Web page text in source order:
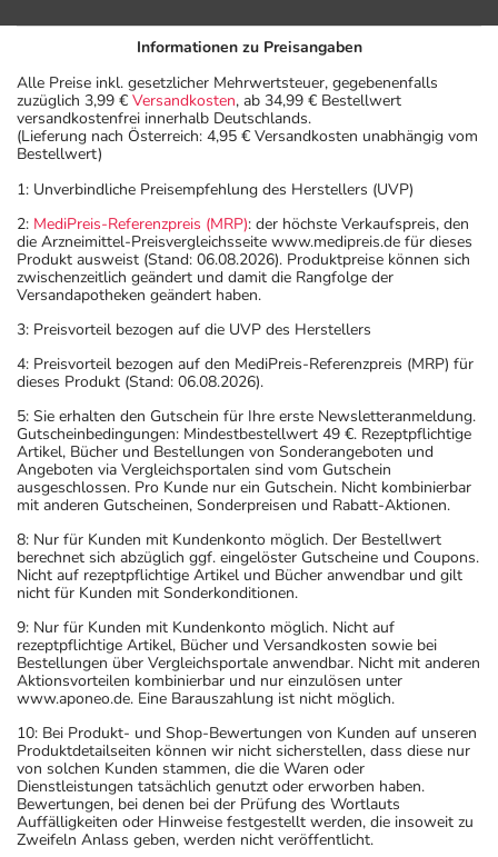
Dosierung
Text Personen Einzeldosis
Allgemeine
Dosierungsempfehlung:
Jugendliche
ab 15
Erwachsene
1/2-1
2-4 mal
Anwendungshinweise
Die Gesamtdosis sollte nicht ohne Rücksprache mit
einem Arzt oder Apotheker überschritten werden.
Art der Anwendung?
Nehmen Sie das Arzneimittel unzerkaut mit Flüssigkeit
(z.B. 1 Glas Wasser) ein.
Dauer der Anwendung?
Beschwerde und/oder Dauer der Erkrankung und wird
deshalb nur von Ihrem Arzt bestimmt. Bei rheumatischen
Erkrankungen kann die längerfristige Anwendung des
Arzneimittels erforderlich sein.
Überdosierung?
Bei einer Überdosierung kann es unter anderem zu
Kopfschmerzen, Schwindel, Bauchschmerzen, Übelkeit,
Erbrechen, Blutdruckabfall, Benommenheit sowie zu
Atemstörungen kommen. Setzen Sie sich bei dem
Verdacht auf eine Überdosierung umgehend mit einem
Arzt in Verbindung.
Informationen zu Preisangaben
Alle Preise inkl. gesetzlicher Mehrwertsteuer, gegebenenfalls
zuzüglich 3,99 € Versandkosten, ab 34,99 € Bestellwert
versandkostenfrei innerhalb Deutschlands.
(Lieferung nach Österreich: 4,95 € Versandkosten unabhängig vom
Bestellwert)
1: Unverbindliche Preisempfehlung des Herstellers (UVP)
2: MediPreis-Referenzpreis (MRP): der höchste Verkaufspreis, den
die Arzneimittel-Preisvergleichsseite www.medipreis.de für dieses
Produkt ausweist (Stand: 06.08.2026). Produktpreise können sich
zwischenzeitlich geändert und damit die Rangfolge der
Versandapotheken geändert haben.
3: Preisvorteil bezogen auf die UVP des Herstellers
4: Preisvorteil bezogen auf den MediPreis-Referenzpreis (MRP) für
dieses Produkt (Stand: 06.08.2026).
5: Sie erhalten den Gutschein für Ihre erste Newsletteranmeldung.
Gutscheinbedingungen: Mindestbestellwert 49 €. Rezeptpflichtige
Artikel, Bücher und Bestellungen von Sonderangeboten und
Angeboten via Vergleichsportalen sind vom Gutschein
ausgeschlossen. Pro Kunde nur ein Gutschein. Nicht kombinierbar
mit anderen Gutscheinen, Sonderpreisen und Rabatt-Aktionen.
8: Nur für Kunden mit Kundenkonto möglich. Der Bestellwert
berechnet sich abzüglich ggf. eingelöster Gutscheine und Coupons.
Nicht auf rezeptpflichtige Artikel und Bücher anwendbar und gilt
nicht für Kunden mit Sonderkonditionen.
9: Nur für Kunden mit Kundenkonto möglich. Nicht auf
rezeptpflichtige Artikel, Bücher und Versandkosten sowie bei
Bestellungen über Vergleichsportale anwendbar. Nicht mit anderen
Aktionsvorteilen kombinierbar und nur einzulösen unter
www.aponeo.de. Eine Barauszahlung ist nicht möglich.
10: Bei Produkt- und Shop-Bewertungen von Kunden auf unseren
Produktdetailseiten können wir nicht sicherstellen, dass diese nur
von solchen Kunden stammen, die die Waren oder
Dienstleistungen tatsächlich genutzt oder erworben haben.
Bewertungen, bei denen bei der Prüfung des Wortlauts
Auffälligkeiten oder Hinweise festgestellt werden, die insoweit zu
Zweifeln Anlass geben, werden nicht veröffentlicht.